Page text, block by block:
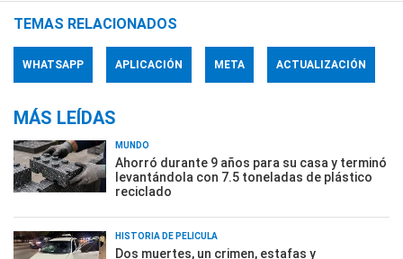
TEMAS RELACIONADOS
WHATSAPP APLICACIÓN META ACTUALIZACIÓN
MÁS LEÍDAS
MUNDO
Ahorró durante 9 años para su casa y terminó
levantándola con 7.5 toneladas de plástico
reciclado
HISTORIA DE PELÍCULA
Dos muertes, un crimen, estafas y